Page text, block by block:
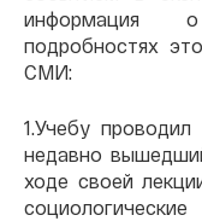
информация
подробностях
СМИ:
1.Учебу
недавно
ходе своей